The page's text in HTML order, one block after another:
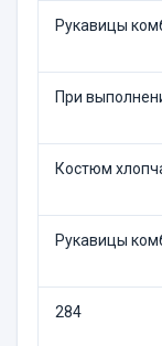
Рукавицы
При
Костюм
Рукавицы
284